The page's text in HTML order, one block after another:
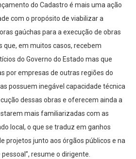
do Cadastro é mais uma ação
com o propósito de viabilizar a
gaúchas para a execução de obras
que, em muitos casos, recebem
do Governo do Estado mas que
por empresas de outras regiões do
possuem inegável capacidade técnica
dessas obras e oferecem ainda a
mais familiarizadas com as
local, o que se traduz em ganhos
projetos junto aos órgãos públicos e na
resume o dirigente.